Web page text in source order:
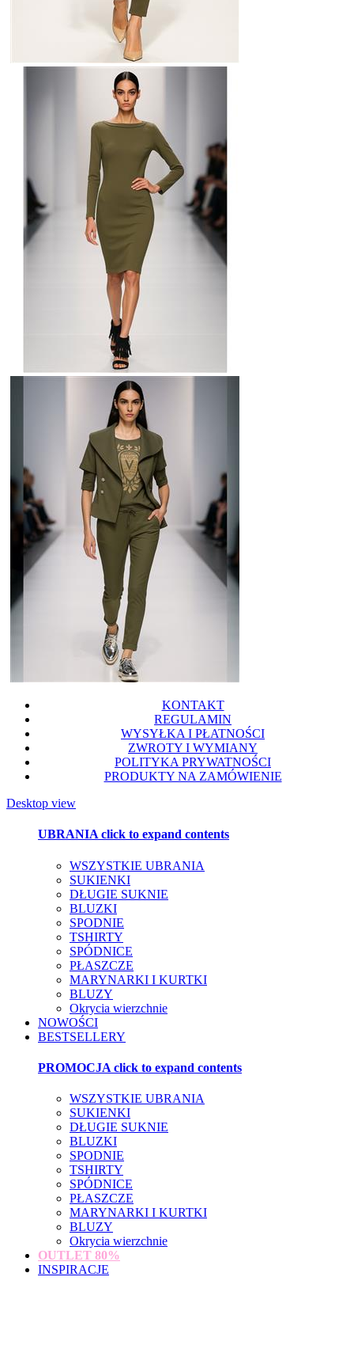
KONTAKT
REGULAMIN
WYSYŁKA I PŁATNOŚCI
ZWROTY I WYMIANY
POLITYKA PRYWATNOŚCI
PRODUKTY NA ZAMÓWIENIE
Desktop view
UBRANIAclick to expand contents
WSZYSTKIE UBRANIA
SUKIENKI
DŁUGIE SUKNIE
BLUZKI
SPODNIE
TSHIRTY
SPÓDNICE
PŁASZCZE
MARYNARKI I KURTKI
BLUZY
Okrycia wierzchnie
NOWOŚCI
BESTSELLERY
PROMOCJA click to expand contents
WSZYSTKIE UBRANIA
SUKIENKI
DŁUGIE SUKNIE
BLUZKI
SPODNIE
TSHIRTY
SPÓDNICE
PŁASZCZE
MARYNARKI I KURTKI
BLUZY
Okrycia wierzchnie
OUTLET 80%
INSPIRACJE